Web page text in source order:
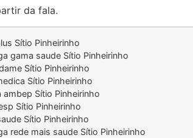
da fala.
Sítio Pinheirinho
gama saude Sítio Pinheirinho
Sítio Pinheirinho
Sítio Pinheirinho
Sítio Pinheirinho
Sítio Pinheirinho
Sítio Pinheirinho
rede mais saude Sítio Pinheirinho